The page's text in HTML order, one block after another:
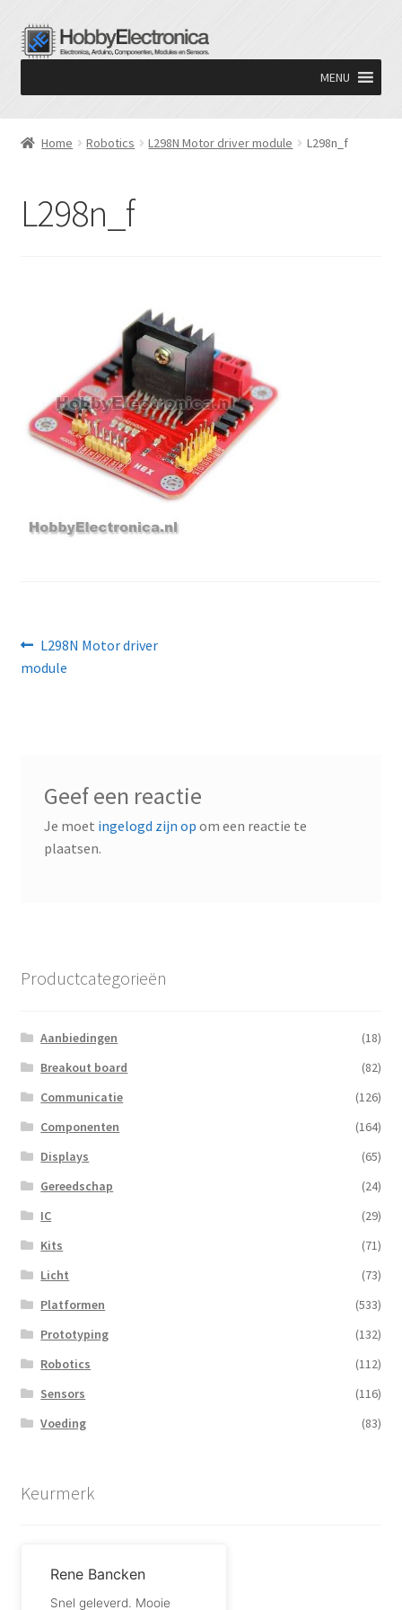
Ga
door
navigatie
Ga
naar
inhoud
MENU
Home Robotics L298N Motor driver module L298n_f
L298n_f
Bericht
navigatie
Vorig
bericht:
L298N Motor driver
module
Geef een reactie
Je moet ingelogd zijn op om een reactie te
plaatsen.
Productcategorieën
Aanbiedingen
(18)
Breakout board
(82)
Communicatie
(126)
Componenten
(164)
Displays
(65)
Gereedschap
(24)
IC
(29)
Kits
(71)
Licht
(73)
Platformen
(533)
Prototyping
(132)
Robotics
(112)
Sensors
(116)
Voeding
(83)
Keurmerk
Rene Bancken
Snel geleverd. Mooie